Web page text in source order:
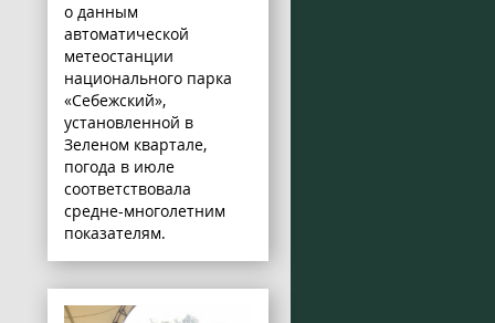
о данным
автоматической
метеостанции
национального парка
«Себежский»,
установленной в
Зеленом квартале,
погода в июле
соответствовала
средне-многолетним
показателям.